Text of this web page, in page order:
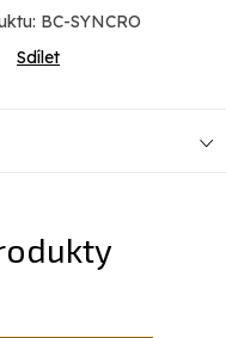
BC-SYNCRO
Sdílet